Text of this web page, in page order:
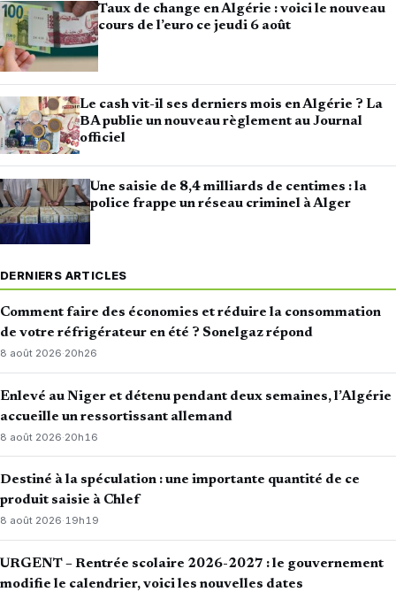
Taux de change en Algérie : voici le nouveau
cours de l’euro ce jeudi 6 août
Le cash vit-il ses derniers mois en Algérie ? La
BA publie un nouveau règlement au Journal
officiel
Une saisie de 8,4 milliards de centimes : la
police frappe un réseau criminel à Alger
DERNIERS ARTICLES
Comment faire des économies et réduire la consommation
de votre réfrigérateur en été ? Sonelgaz répond
8 août 2026·20h26
Enlevé au Niger et détenu pendant deux semaines, l’Algérie
accueille un ressortissant allemand
8 août 2026·20h16
Destiné à la spéculation : une importante quantité de ce
produit saisie à Chlef
8 août 2026·19h19
URGENT – Rentrée scolaire 2026-2027 : le gouvernement
modifie le calendrier, voici les nouvelles dates